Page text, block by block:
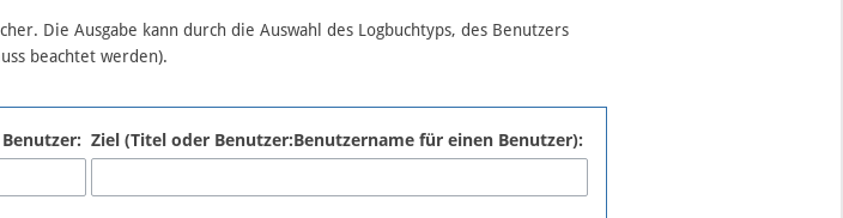
Die Ausgabe kann durch die Auswahl des Logbuchtyps, des Benutzers
beachtet werden).
Ziel (Titel oder Benutzer:Benutzername für einen Benutzer):